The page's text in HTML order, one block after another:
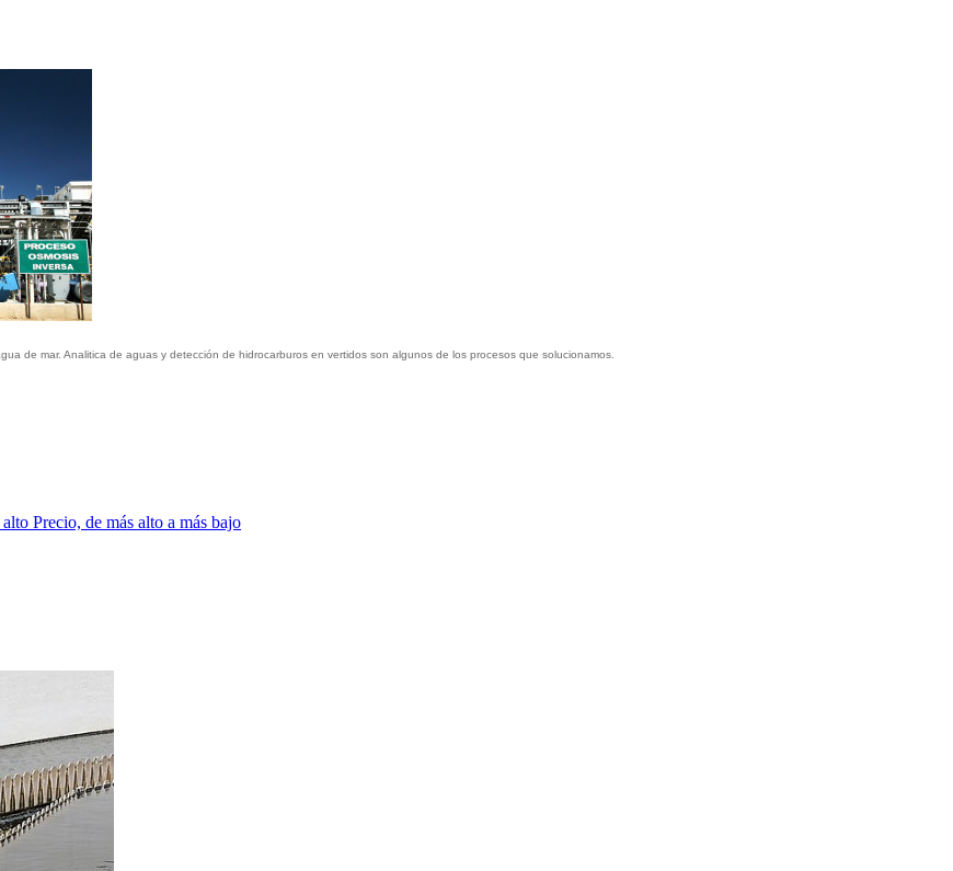
de mar. Analitica de aguas y detección de hidrocarburos en vertidos son algunos de los procesos que solucionamos.
alto Precio, de más alto a más bajo